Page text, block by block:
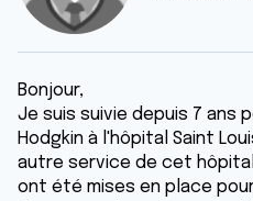
Bonjour,
Je suis suivie depuis 7 ans
Hodgkin à l'hôpital Saint
autre service de cet
ont été mises en place